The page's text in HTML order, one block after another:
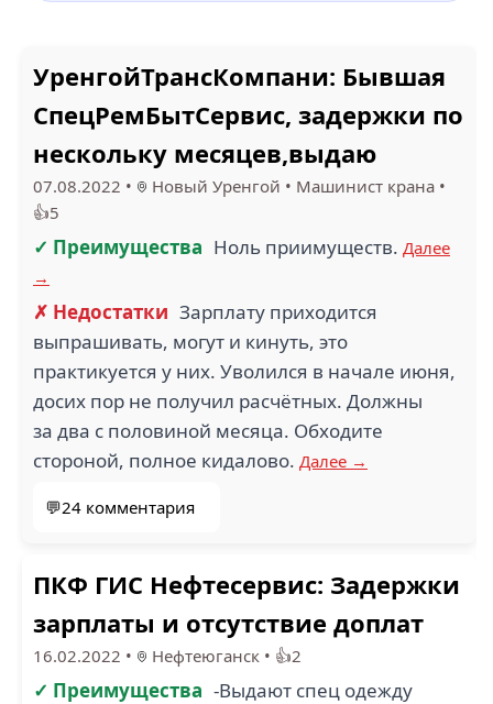
УренгойТрансКомпани: Бывшая
СпецРемБытСервис, задержки по
нескольку месяцев,выдаю
07.08.2022 • Новый Уренгой • Машинист крана •
👍5
✓ Преимущества Ноль приимуществ. Далее
→
✗ Недостатки Зарплату приходится
выпрашивать, могут и кинуть, это
практикуется у них. Уволился в начале июня,
досих пор не получил расчётных. Должны
за два с половиной месяца. Обходите
стороной, полное кидалово. Далее →
💬24 комментария
ПКФ ГИС Нефтесервис: Задержки
зарплаты и отсутствие доплат
16.02.2022 • Нефтеюганск • 👍2
✓ Преимущества -Выдают спец одежду